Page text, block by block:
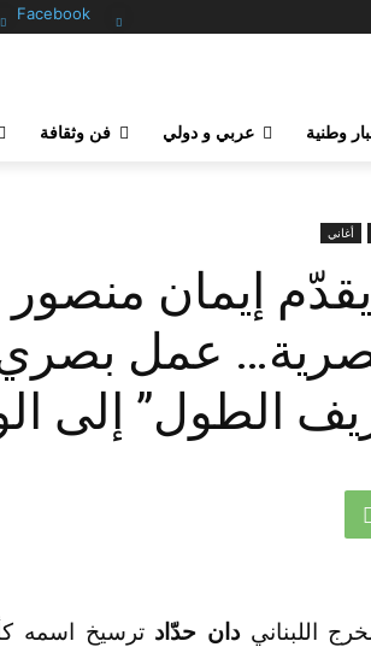
Facebook
وطنية عربي و دولي فن وثقافة
أغاني
إيمان
عمل
الطول” إلى
اللبنانيدان حدّاد ترسيخ اسمه